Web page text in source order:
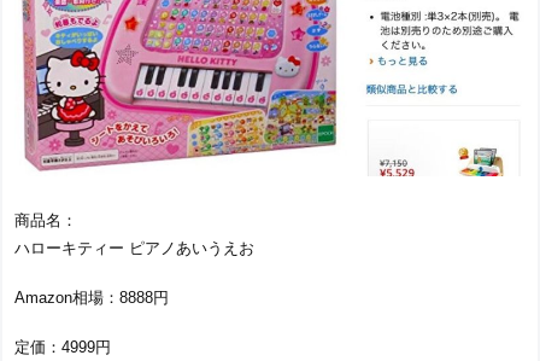
商品名：
ハローキティー ピアノあいうえお
Amazon相場：8888円
定価：4999円